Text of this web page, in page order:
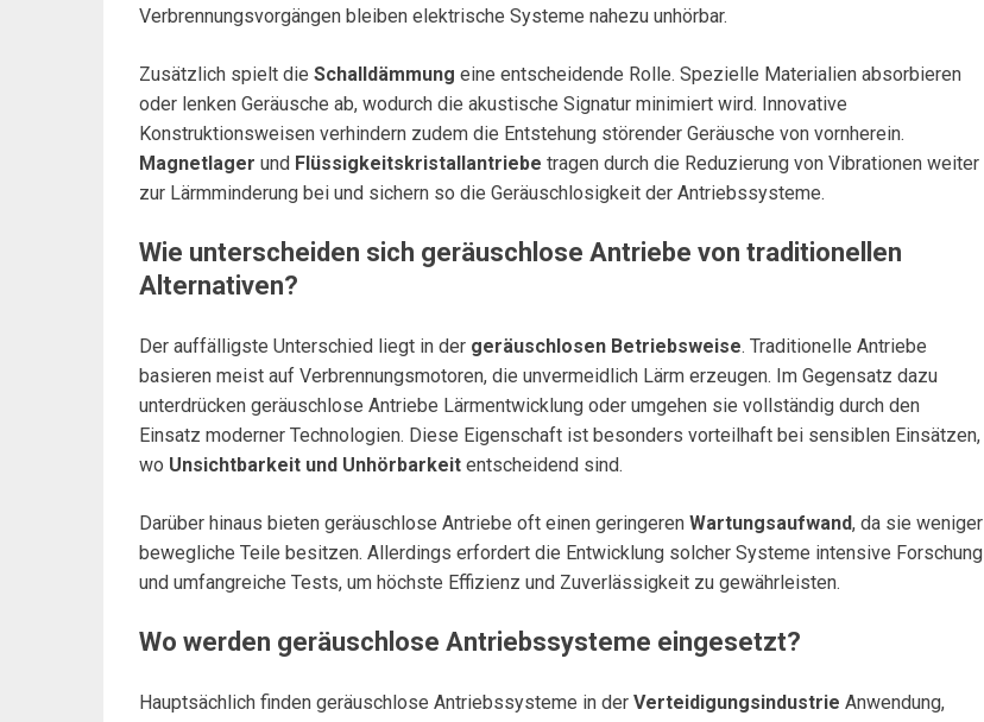
Verbrennungsvorgängen bleiben elektrische Systeme nahezu unhörbar.
Zusätzlich spielt die Schalldämmung eine entscheidende Rolle. Spezielle Materialien absorbieren
oder lenken Geräusche ab, wodurch die akustische Signatur minimiert wird. Innovative
Konstruktionsweisen verhindern zudem die Entstehung störender Geräusche von vornherein.
Magnetlager und Flüssigkeitskristallantriebe tragen durch die Reduzierung von Vibrationen weiter
zur Lärmminderung bei und sichern so die Geräuschlosigkeit der Antriebssysteme.
Wie unterscheiden sich geräuschlose Antriebe von traditionellen
Alternativen?
Der auffälligste Unterschied liegt in der geräuschlosen Betriebsweise. Traditionelle Antriebe
basieren meist auf Verbrennungsmotoren, die unvermeidlich Lärm erzeugen. Im Gegensatz dazu
unterdrücken geräuschlose Antriebe Lärmentwicklung oder umgehen sie vollständig durch den
Einsatz moderner Technologien. Diese Eigenschaft ist besonders vorteilhaft bei sensiblen Einsätzen,
wo Unsichtbarkeit und Unhörbarkeit entscheidend sind.
Darüber hinaus bieten geräuschlose Antriebe oft einen geringeren Wartungsaufwand, da sie weniger
bewegliche Teile besitzen. Allerdings erfordert die Entwicklung solcher Systeme intensive Forschung
und umfangreiche Tests, um höchste Effizienz und Zuverlässigkeit zu gewährleisten.
Wo werden geräuschlose Antriebssysteme eingesetzt?
Hauptsächlich finden geräuschlose Antriebssysteme in der Verteidigungsindustrie Anwendung,